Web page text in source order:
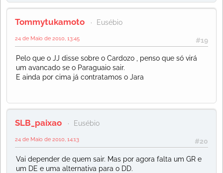
Tommytukamoto Eusébio
#19
24 de Maio de 2010, 13:45
Pelo que o JJ disse sobre o Cardozo , penso que só virá
um avancado se o Paraguaio sair.
E ainda por cima já contratamos o Jara
SLB_paixao Eusébio
#20
24 de Maio de 2010, 14:13
Vai depender de quem sair. Mas por agora falta um GR e
um DE e uma alternativa para o DD.